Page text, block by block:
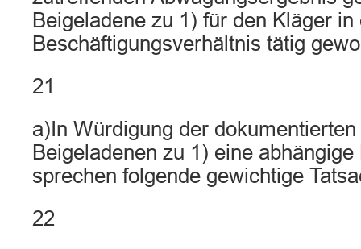
Beigeladene zu 1) für den Kläger
Beschäftigungsverhältnis tätig
21
a)In Würdigung der
Beigeladenen zu 1) eine
sprechen folgende gewichtige
22